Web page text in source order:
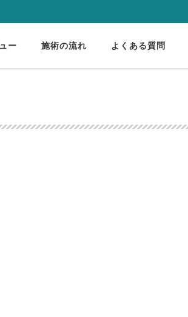
ー 施術の流れ よくある質問